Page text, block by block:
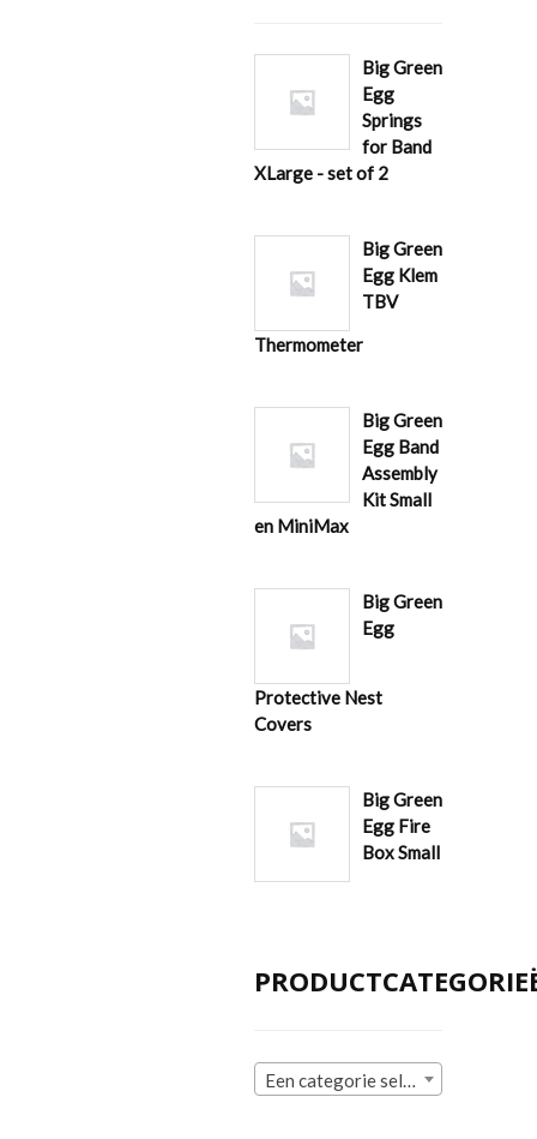
Big Green
Egg
Springs
for Band
XLarge - set of 2
Big Green
Egg Klem
TBV
Thermometer
Big Green
Egg Band
Assembly
Kit Small
en MiniMax
Big Green
Egg
Protective Nest
Covers
Big Green
Egg Fire
Box Small
Een categorie selecteren